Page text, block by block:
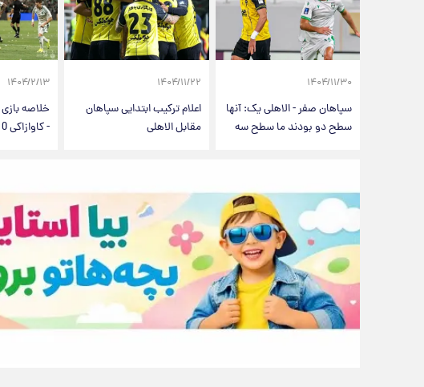
۱۴۰۴/۱۱/۳۰
سپاهان صفر - الاهلی یک: آنها
سطح دو بودند ما سطح سه
۱۴۰۴/۱۱/۲۲
اعلام ترکیب ابتدایی سپاهان
مقابل الاهلی
۱۴۰۴/۲/۱۳
- کاوازاکی 0 + فیلم